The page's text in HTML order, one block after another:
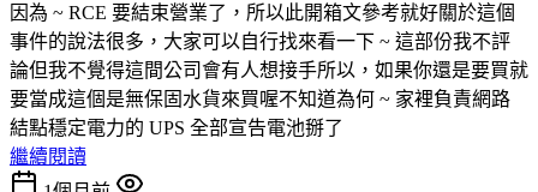
因為 ~ RCE 要結束營業了，所以此開箱文參考就好關於這個
事件的說法很多，大家可以自行找來看一下 ~ 這部份我不評
論但我不覺得這間公司會有人想接手所以，如果你還是要買就
要當成這個是無保固水貨來買喔不知道為何 ~ 家裡負責網路
結點穩定電力的 UPS 全部宣告電池掰了
繼續閱讀